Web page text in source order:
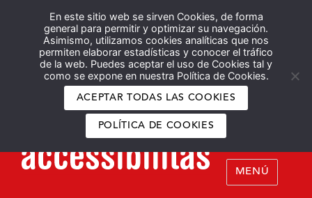
En este sitio web se sirven Cookies, de forma
general para permitir y optimizar su navegación.
Asimismo, utilizamos cookies analíticas que nos
permiten elaborar estadísticas y conocer el tráfico
de la web. Puedes aceptar el uso de Cookies tal y
como se expone en nuestra Política de Cookies.
ACEPTAR TODAS LAS COOKIES
POLÍTICA DE COOKIES
Español English
MENÚ